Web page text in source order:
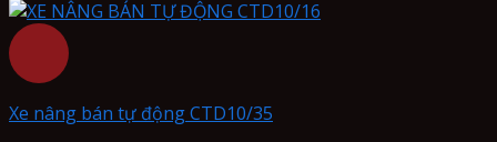
Xe nâng bán tự động CTD10/35